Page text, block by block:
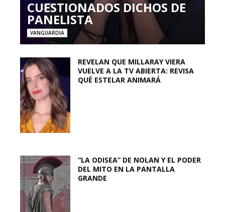
CUESTIONADOS DICHOS DE
PANELISTA
VANGUARDIA
REVELAN QUE MILLARAY VIERA
VUELVE A LA TV ABIERTA: REVISA
QUÉ ESTELAR ANIMARÁ
“LA ODISEA” DE NOLAN Y EL PODER
DEL MITO EN LA PANTALLA
GRANDE